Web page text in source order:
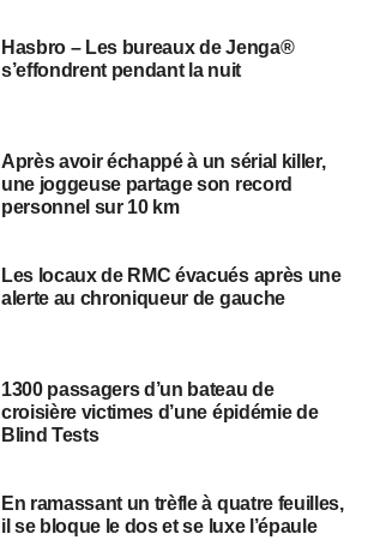
Hasbro – Les bureaux de Jenga®
s’effondrent pendant la nuit
Après avoir échappé à un sérial killer,
une joggeuse partage son record
personnel sur 10 km
Les locaux de RMC évacués après une
alerte au chroniqueur de gauche
1300 passagers d’un bateau de
croisière victimes d’une épidémie de
Blind Tests
En ramassant un trèfle à quatre feuilles,
il se bloque le dos et se luxe l’épaule